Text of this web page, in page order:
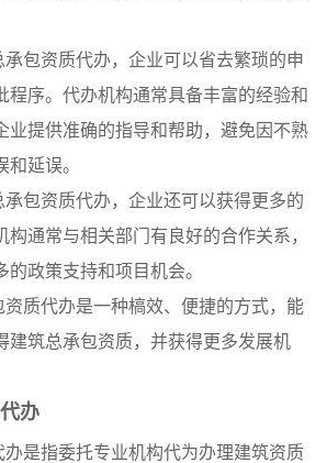
包资质代办，企业可以省去繁琐的申
程序。代办机构通常具备丰富的经验和
业提供准确的指导和帮助，避免因不熟
延误。
包资质代办，企业还可以获得更多的
构通常与相关部门有良好的合作关系，
政策支持和项目机会。
质代办是一种槁效、便捷的方式，能
建筑总承包资质，并获得更多发展机
办
是指委托专业机构代为办理建筑资质